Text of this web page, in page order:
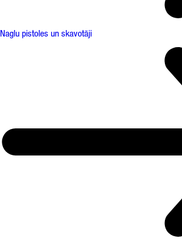
Naglu pistoles un skavotāji